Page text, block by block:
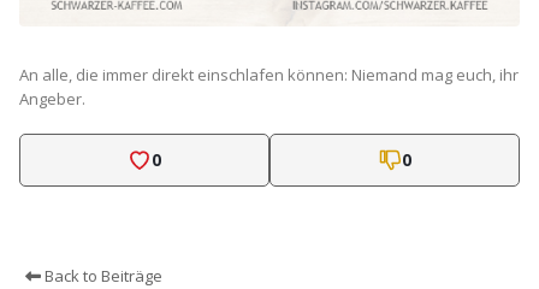
An alle, die immer direkt einschlafen können: Niemand mag euch, ihr
Angeber.
0 0
Back to Beiträge